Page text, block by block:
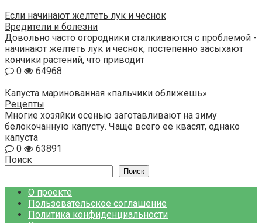
Если начинают желтеть лук и чеснок
Вредители и болезни
Довольно часто огородники сталкиваются с проблемой -
начинают желтеть лук и чеснок, постепенно засыхают
кончики растений, что приводит
0
64968
Капуста маринованная «пальчики оближешь»
Рецепты
Многие хозяйки осенью заготавливают на зиму
белокочанную капусту. Чаще всего ее квасят, однако
капуста
0
63891
Поиск
Поиск
О проекте
Пользовательское соглашение
Политика конфиденциальности